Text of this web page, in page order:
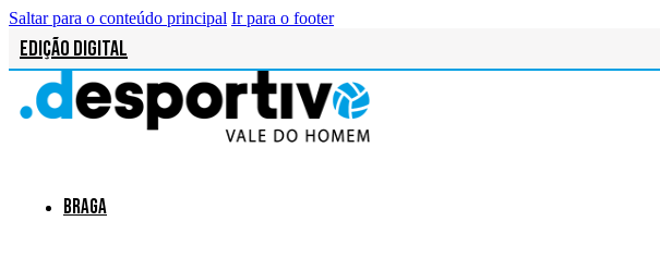
Saltar para o conteúdo principal Ir para o footer
Edição Digital
Braga